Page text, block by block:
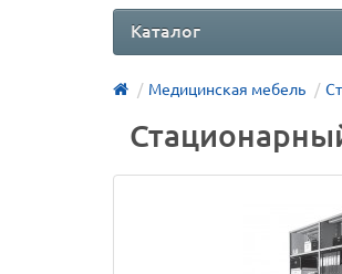
Каталог
Медицинская мебель